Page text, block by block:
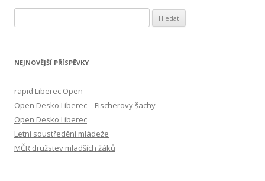
y
NEJNOVĚJŠÍ PŘÍSPĚVKY
rapid Liberec Open
Open Desko Liberec – Fischerovy šachy
Open Desko Liberec
Letní soustředění mládeže
MČR družstev mladších žáků